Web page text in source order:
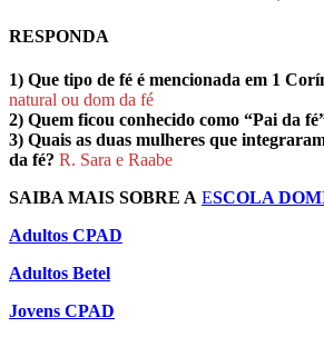
RESPONDA
1) Que tipo de fé é mencionada em 1
natural ou dom da fé
2) Quem ficou conhecido como “Pai da
3) Quais as duas mulheres que
da fé? R. Sara e Raabe
SAIBA MAIS SOBRE A ESCOLA
Adultos CPAD
Adultos Betel
Jovens CPAD